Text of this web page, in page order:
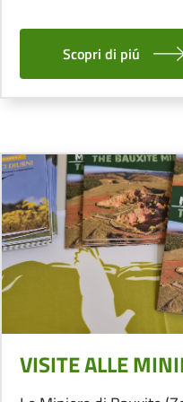
Scopri di piú
Image
VISITE ALLE